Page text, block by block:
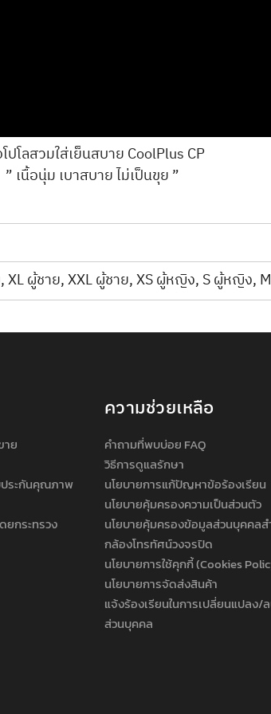
โปโลสวมใส่เย็นสบาย CoolPlus CP
” เนื้อนุ่ม เบาสบาย ไม่เป็นขุย ”
XL ผู้ชาย, XXL ผู้ชาย, XS ผู้หญิง, S ผู้หญิง,
าย
ประกันคุณภาพ
ยกระทรวง
ความช่วยเหลือ
คำถามที่พบบ่อย FAQ
วิธีการดูแลรักษา
นโยบายการแก้ปัญหาข้อร้องเรียน
นโยบายคุ้มครองความเป็นส่วนตัว
นโยบายคุ้มครองข้อมูลส่วนบุคคล
กล้องโทรทัศน์วงจรปิด
นโยบายการใช้คุกกี้ (Cookies
นโยบายการจัดส่งสินค้า
แจ้งร้องเรียนในการเปลี่ยนแปลง/
ส่วนบุคคล